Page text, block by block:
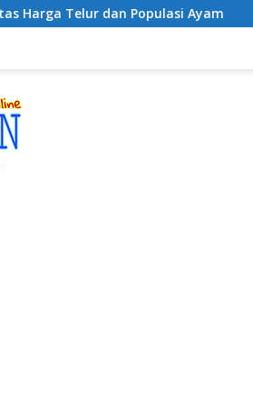
Populasi Ayam Dukung